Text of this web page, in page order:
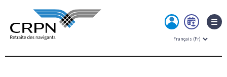
Skip
MON
ESPACERDV